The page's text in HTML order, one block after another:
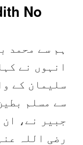
No
ہم سے محمد
انہوں نے
سلیمان کے
سے مسلم
جبیر نے،
رضی اللہ